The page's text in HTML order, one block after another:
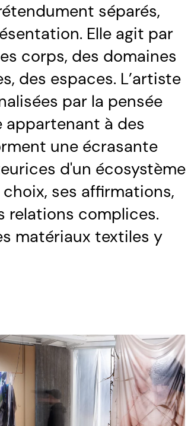
séparés,
Elle agit par
corps, des domaines
des espaces. L’artiste
par la pensée
appartenant à des
une écrasante
d'un écosystème
ses affirmations,
relations complices.
matériaux textiles y